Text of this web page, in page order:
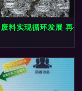
料实现循环发展 再